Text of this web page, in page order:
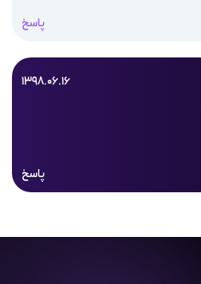
پاسخ
1398.06.16
پاسخ